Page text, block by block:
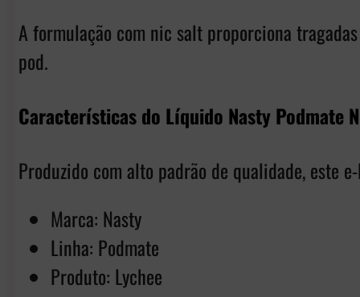
A formulação com nic salt proporciona
pod.
Características do Líquido Nasty Podmate
Produzido com alto padrão de qualidade, este
Marca: Nasty
Linha: Podmate
Produto: Lychee